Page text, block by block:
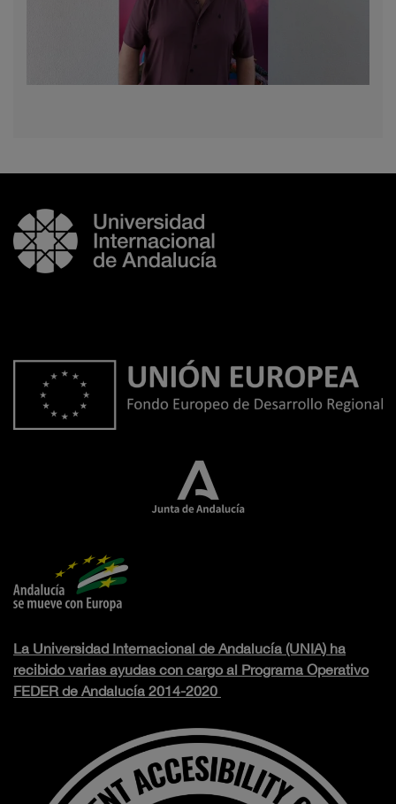
La Universidad Internacional de Andalucía (UNIA) ha
recibido varias ayudas con cargo al Programa Operativo
FEDER de Andalucía 2014-2020